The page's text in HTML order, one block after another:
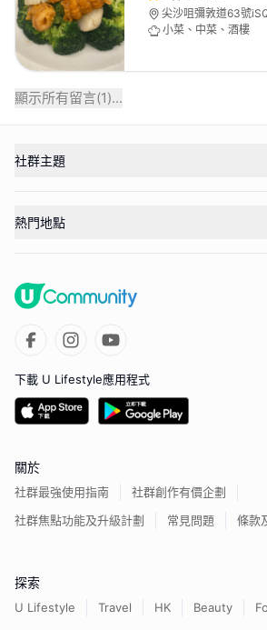
尖沙咀彌敦道63號
26樓
小菜、中菜、酒樓
顯示所有留言(1)...
社群主題
熱門地點
下載 U Lifestyle應用程式
關於
社群最強使用指南
社群創作有價企劃
社群焦點功能及升級計劃
常見問題 條款
探索
U Lifestyle Travel HK Beauty